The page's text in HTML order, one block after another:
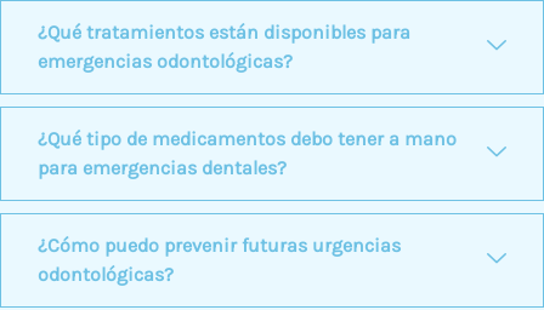
¿Qué tratamientos están disponibles para
emergencias odontológicas?
¿Qué tipo de medicamentos debo tener a mano
para emergencias dentales?
¿Cómo puedo prevenir futuras urgencias
odontológicas?